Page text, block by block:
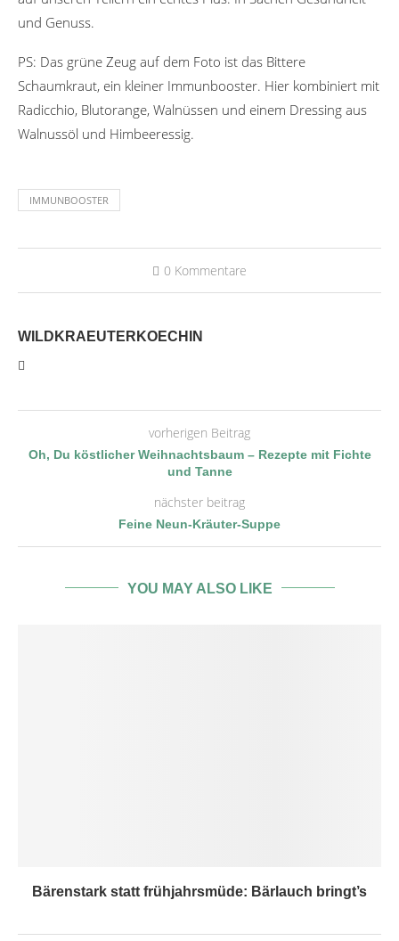
und Genuss.
PS: Das grüne Zeug auf dem Foto ist das Bittere
Schaumkraut, ein kleiner Immunbooster. Hier kombiniert mit
Radicchio, Blutorange, Walnüssen und einem Dressing aus
Walnussöl und Himbeeressig.
IMMUNBOOSTER
0 Kommentare
WILDKRAEUTERKOECHIN
vorherigen Beitrag
Oh, Du köstlicher Weihnachtsbaum – Rezepte mit Fichte
und Tanne
nächster beitrag
Feine Neun-Kräuter-Suppe
YOU MAY ALSO LIKE
Bärenstark statt frühjahrsmüde: Bärlauch bringt’s